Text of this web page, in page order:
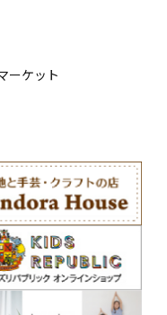
ーケット